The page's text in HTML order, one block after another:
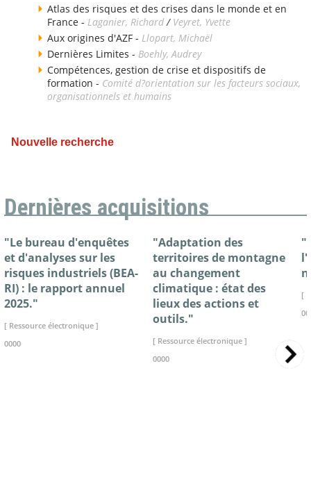
Atlas des risques et des crises dans le monde et en
France - Laganier, Richard / Veyret, Yvette
Aux origines d'AZF - Llopart, Michaël
Dernières Limites - Boehly, Audrey
Compétences, gestion de crise et dispositifs de
formation - Comité d?orientation sur les facteurs sociaux,
organisationnels et humains
Nouvelle recherche
Dernières acquisitions
"Le bureau d'enquêtes
et d'analyses sur les
risques industriels (BEA-
RI) : le rapport annuel
2025."
[ Ressource électronique ]
0000
"Adaptation des
territoires de montagne
au changement
climatique : état des
lieux des actions et
outils."
[ Ressource électronique ]
0000
[